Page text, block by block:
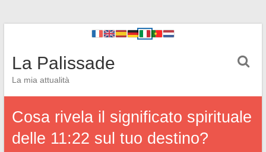
La Palissade
La mia attualità
Cosa rivela il significato spirituale
delle 11:22 sul tuo destino?